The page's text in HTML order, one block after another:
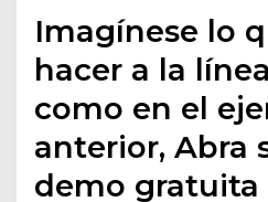
Imagínese lo
hacer a la
como en el
anterior, Abra
demo gratuita